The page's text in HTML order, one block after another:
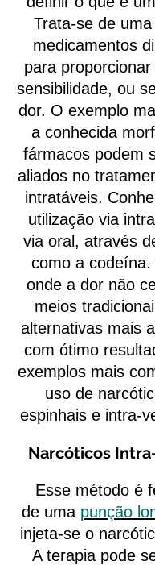
Trata-se de
medicamentos
para
sensibilidade, ou
dor. O exemplo
a conhecida
fármacos podem
aliados no
intratáveis.
utilização via
via oral, através
como a codeína.
onde a dor não
meios
alternativas mais
com ótimo
exemplos mais
uso de
espinhais e intra-
Narcóticos
Esse método é
de uma punção
injeta-se o
A terapia pode